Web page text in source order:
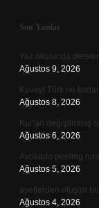
Sidebar
Son Yazılar
Yaz okulunda
Ağustos 9, 2026
Kuveyt Türk ne
Ağustos 8, 2026
Kur’an değiştirilmiş
Ağustos 6, 2026
Avokado peeling
Ağustos 5, 2026
ayetlerden oluşan
Ağustos 4, 2026